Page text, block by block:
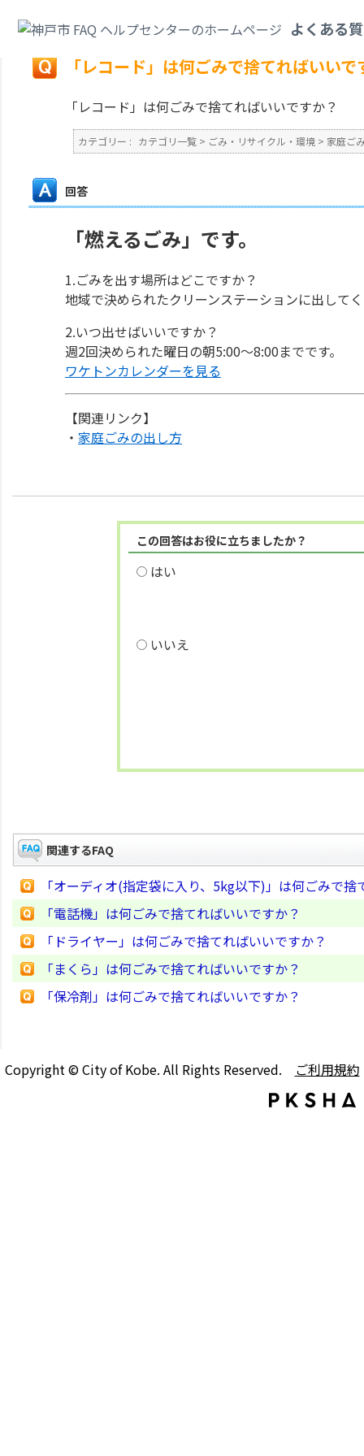
よくある
戻る
「レコード」は何ごみで捨てればいいで
「レコード」は何ごみで捨てればいいですか？
カテゴリー : カテゴリ一覧 > ごみ・リサイクル・環境 > 家庭ご
回答
「燃えるごみ」です。
1.ごみを出す場所はどこですか？
地域で決められたクリーンステーションに出して
2.いつ出せばいいですか？
週2回決められた曜日の朝5:00～8:00までです。
ワケトンカレンダーを見る
【関連リンク】
・ 家庭ごみの出し方
この回答はお役に立ちましたか？
はい
いいえ
関連するFAQ
「オーディオ(指定袋に入り、5kg以下)」は何ごみで
「電話機」は何ごみで捨てればいいですか？
「ドライヤー」は何ごみで捨てればいいですか？
「まくら」は何ごみで捨てればいいですか？
「保冷剤」は何ごみで捨てればいいですか？
Copyright © City of Kobe. All Rights Reserved. ご利用規約